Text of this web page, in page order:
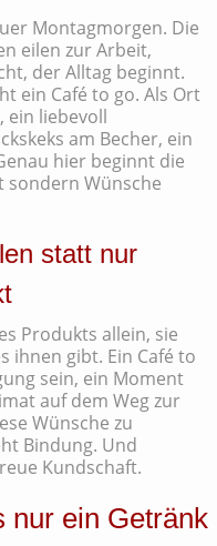
Montagmorgen. Die
eilen zur Arbeit,
der Alltag beginnt.
ein Café to go. Als Ort
ein liebevoll
am Becher, ein
hier beginnt die
sondern Wünsche
statt nur
Produkts allein, sie
ihnen gibt. Ein Café to
sein, ein Moment
auf dem Weg zur
Wünsche zu
Bindung. Und
Kundschaft.
nur ein Getränk